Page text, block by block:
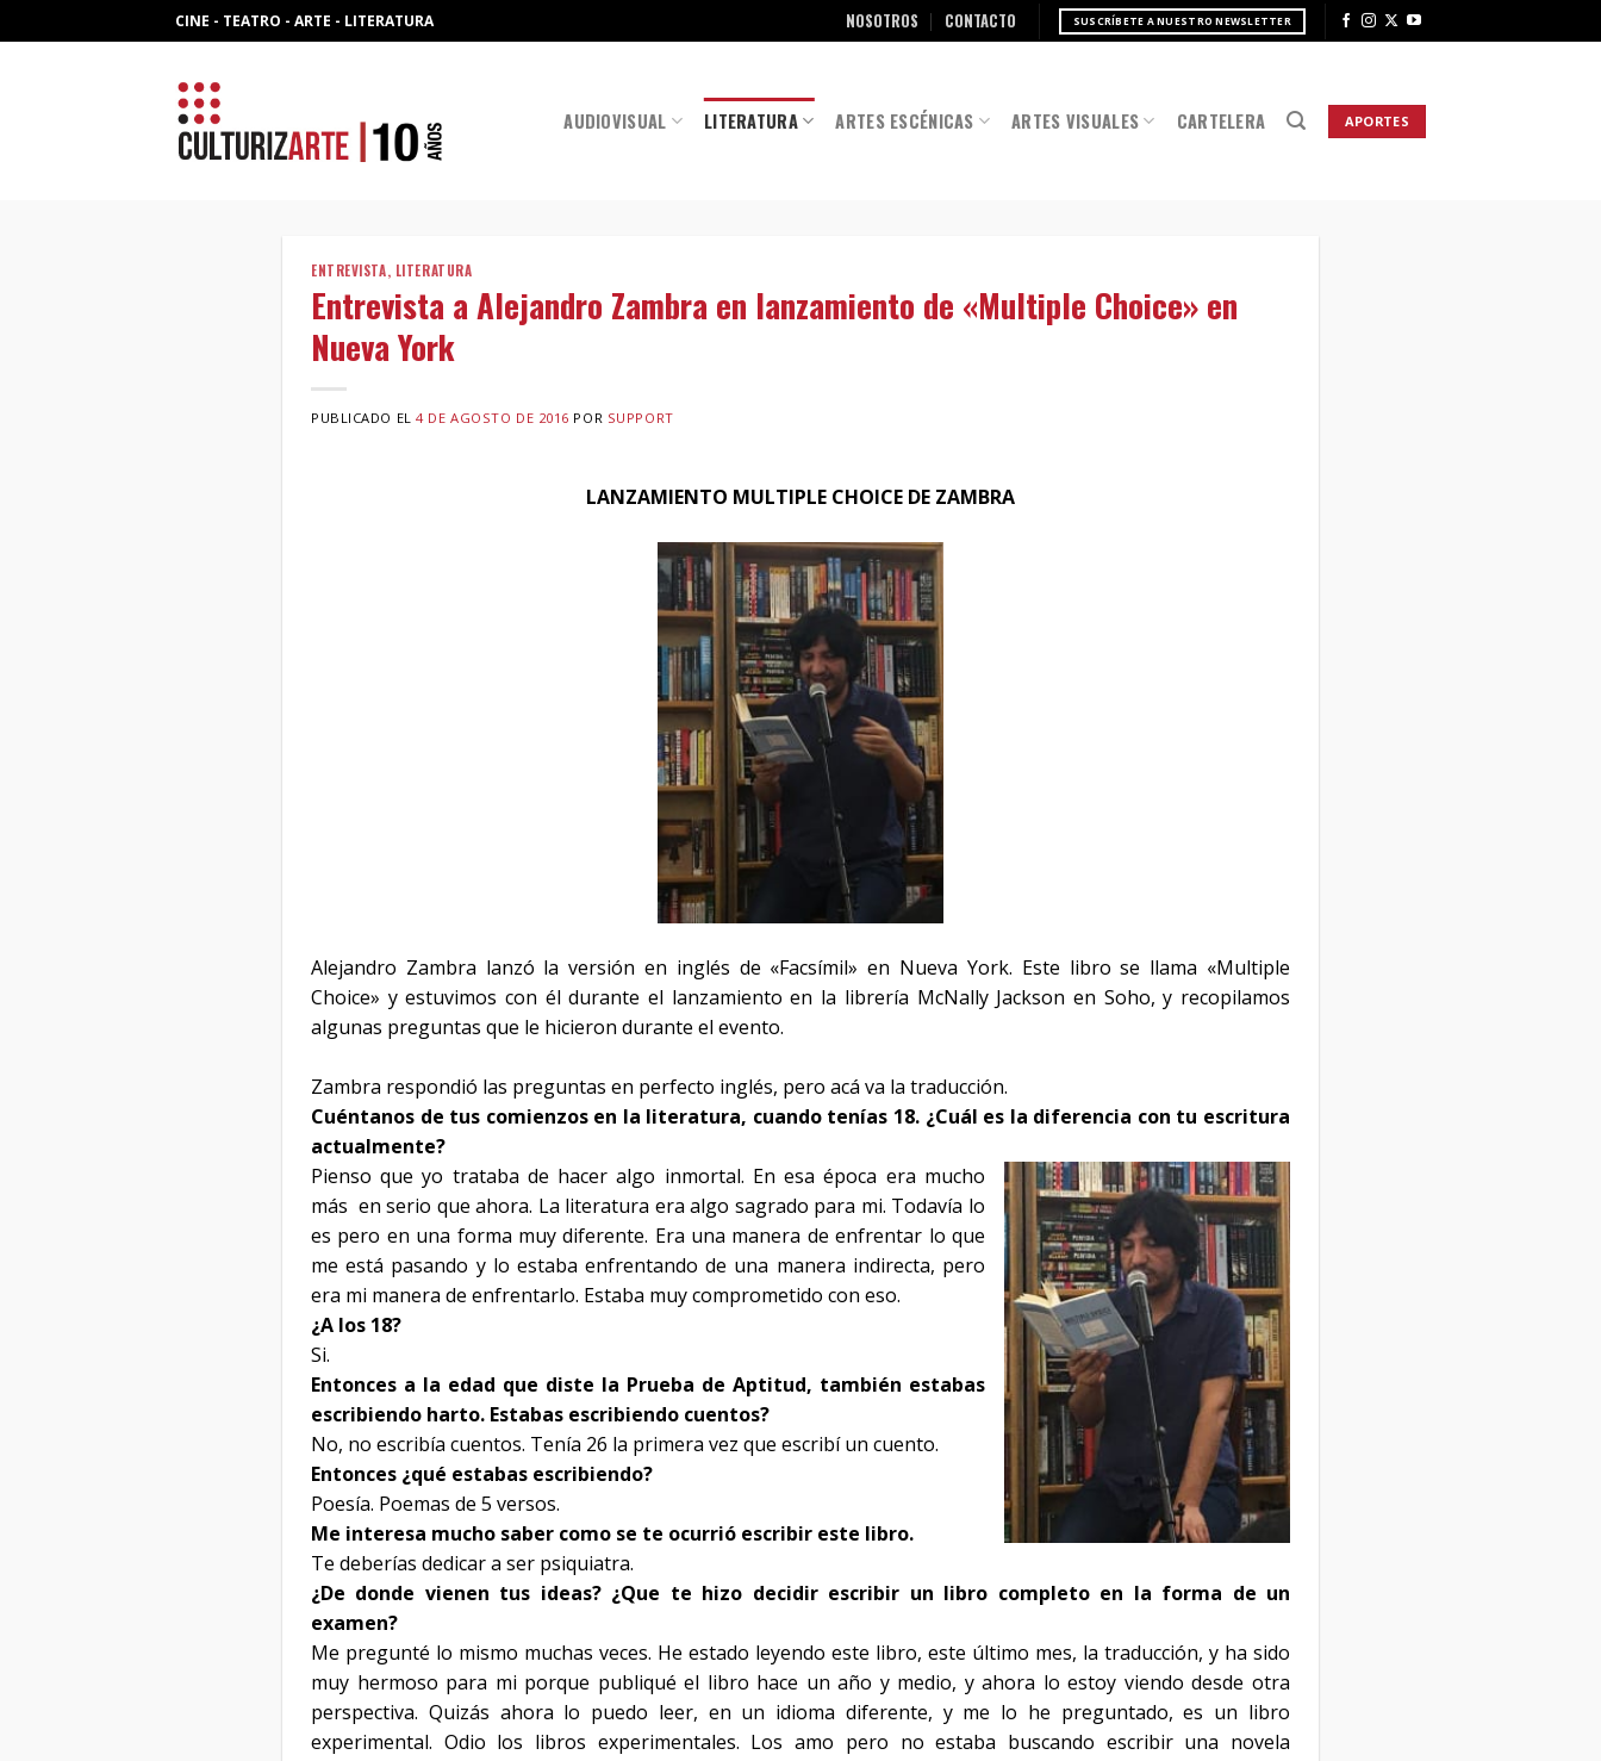
to
CINE - TEATRO - ARTE - LITERATURA NOSOTROS CONTACTO SUSCRÍBETE A NUESTRO NEWSLETTER
AUDIOVISUAL LITERATURA ARTES ESCÉNICAS ARTES VISUALES CARTELERA APORTES
ENTREVISTA, LITERATURA
Entrevista a Alejandro Zambra en lanzamiento de «Multiple Choice» en
Nueva York
PUBLICADO EL4 DE AGOSTO DE 2016 POR SUPPORT
LANZAMIENTO MULTIPLE CHOICE DE ZAMBRA
Alejandro Zambra lanzó la versión en inglés de «Facsímil» en Nueva York. Este libro se llama «Multiple
Choice» y estuvimos con él durante el lanzamiento en la librería McNally Jackson en Soho, y recopilamos
algunas preguntas que le hicieron durante el evento.
Zambra respondió las preguntas en perfecto inglés, pero acá va la traducción.
Cuéntanos de tus comienzos en la literatura, cuando tenías 18. ¿Cuál es la diferencia con tu escritura
actualmente?
Pienso que yo trataba de hacer algo inmortal. En esa época era mucho
más en serio que ahora. La literatura era algo sagrado para mi. Todavía lo
es pero en una forma muy diferente. Era una manera de enfrentar lo que
me está pasando y lo estaba enfrentando de una manera indirecta, pero
era mi manera de enfrentarlo. Estaba muy comprometido con eso.
¿A los 18?
Si.
Entonces a la edad que diste la Prueba de Aptitud, también estabas
escribiendo harto. Estabas escribiendo cuentos?
No, no escribía cuentos. Tenía 26 la primera vez que escribí un cuento.
Entonces ¿qué estabas escribiendo?
Poesía. Poemas de 5 versos.
Me interesa mucho saber como se te ocurrió escribir este libro.
Te deberías dedicar a ser psiquiatra.
¿De donde vienen tus ideas? ¿Que te hizo decidir escribir un libro completo en la forma de un
examen?
Me pregunté lo mismo muchas veces. He estado leyendo este libro, este último mes, la traducción, y ha sido
muy hermoso para mi porque publiqué el libro hace un año y medio, y ahora lo estoy viendo desde otra
perspectiva. Quizás ahora lo puedo leer, en un idioma diferente, y me lo he preguntado, es un libro
experimental. Odio los libros experimentales. Los amo pero no estaba buscando escribir una novela